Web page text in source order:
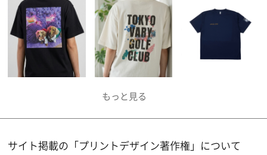
サイト掲載の「プリントデザイン著作権」について